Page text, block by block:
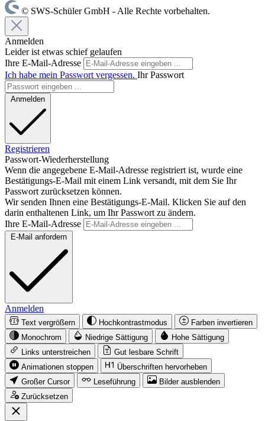
© SWS-Schüler GmbH - Alle Rechte vorbehalten.
Anmelden
Leider ist etwas schief gelaufen
Ihre E-Mail-Adresse
Ich habe mein Passwort vergessen. Ihr Passwort
Anmelden
Registrieren
Passwort-Wiederherstellung
Wenn die angegebene E-Mail-Adresse registriert ist, wurde eine
Bestätigungs-E-Mail mit einem Link versandt, mit dem Sie Ihr
Passwort zurücksetzen können.
Wir senden Ihnen eine Bestätigungs-E-Mail. Klicken Sie auf den
darin enthaltenen Link, um Ihr Passwort zu ändern.
Ihre E-Mail-Adresse
E-Mail anfordern
Anmelden
Text vergrößern Hochkontrastmodus
Farben invertieren
Monochrom
Niedrige Sättigung
Hohe Sättigung
Links unterstreichen
Gut lesbare Schrift
Animationen stoppen
Überschriften hervorheben
Großer Cursor
Leseführung
Bilder ausblenden
Zurücksetzen